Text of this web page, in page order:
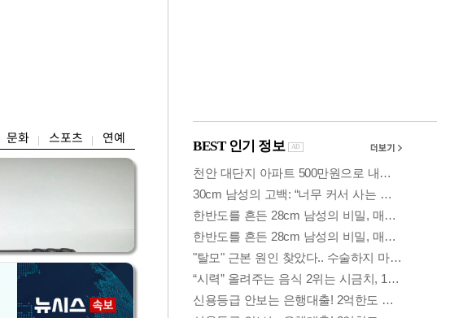
문화 스포츠 연예